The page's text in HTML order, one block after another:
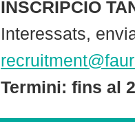
INSCRIPCIÓ
Interessats,
Termini: fins al